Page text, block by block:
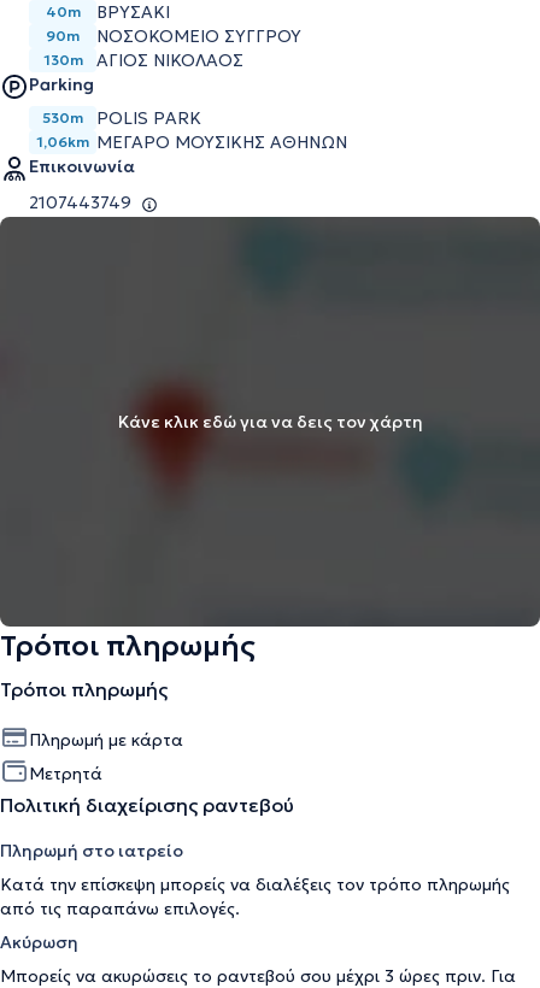
40m ΒΡΥΣΑΚΙ
90m ΝΟΣΟΚΟΜΕΙΟ ΣΥΓΓΡΟΥ
130m
ΑΓΙΟΣ ΝΙΚΟΛΑΟΣ
Parking
530m POLIS PARK
1,06km ΜΕΓΆΡΟ ΜΟΥΣΙΚΉΣ ΑΘΗΝΏΝ
Επικοινωνία
2107443749
Κάνε κλικ εδώ για να δεις τον χάρτη
Τρόποι πληρωμής
Τρόποι πληρωμής
Πληρωμή με κάρτα
Μετρητά
Πολιτική διαχείρισης ραντεβού
Πληρωμή στο ιατρείο
Κατά την επίσκεψη μπορείς να διαλέξεις τον τρόπο πληρωμής
από τις παραπάνω επιλογές.
Ακύρωση
Μπορείς να ακυρώσεις το ραντεβού σου μέχρι 3 ώρες πριν. Για